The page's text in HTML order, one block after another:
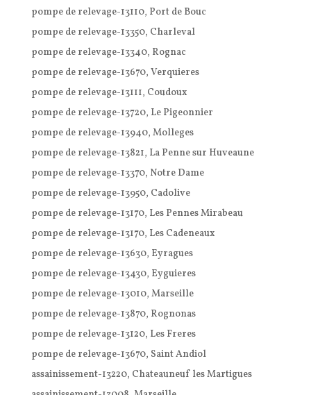
pompe de relevage-13110, Port de Bouc
pompe de relevage-13350, Charleval
pompe de relevage-13340, Rognac
pompe de relevage-13670, Verquieres
pompe de relevage-13111, Coudoux
pompe de relevage-13720, Le Pigeonnier
pompe de relevage-13940, Molleges
pompe de relevage-13821, La Penne sur Huveaune
pompe de relevage-13370, Notre Dame
pompe de relevage-13950, Cadolive
pompe de relevage-13170, Les Pennes Mirabeau
pompe de relevage-13170, Les Cadeneaux
pompe de relevage-13630, Eyragues
pompe de relevage-13430, Eyguieres
pompe de relevage-13010, Marseille
pompe de relevage-13870, Rognonas
pompe de relevage-13120, Les Freres
pompe de relevage-13670, Saint Andiol
assainissement-13220, Chateauneuf les Martigues